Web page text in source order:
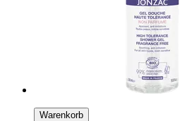
Warenkorb